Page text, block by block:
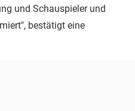
und Schauspieler und
bestätigt eine